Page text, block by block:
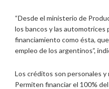
“Desde el ministerio de
los bancos y las automotrices
financiamiento como ésta,
empleo de los argentinos”,
Los créditos son personales y
Permiten financiar el 100%